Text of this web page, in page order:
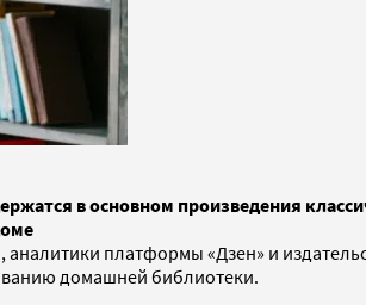
в основном произведения
платформы «Дзен» и
домашней библиотеки.